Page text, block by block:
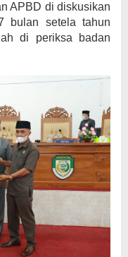
APBD di diskusikan
bulan setela tahun
di periksa badan